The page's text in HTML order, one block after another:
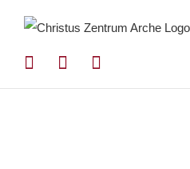
springen